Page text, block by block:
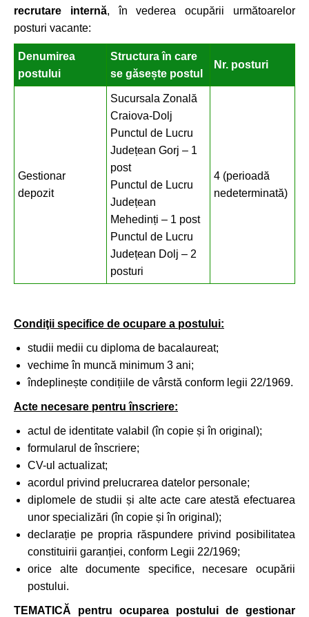
recrutare internă, în vederea ocupării următoarelor
posturi vacante:
Denumirea
postului
Structura în care
se găsește postul
Nr. posturi
Gestionar
depozit
Sucursala Zonală
Craiova-Dolj
Punctul de Lucru
Județean Gorj – 1
post
Punctul de Lucru
Județean
Mehedinți – 1 post
Punctul de Lucru
Județean Dolj – 2
posturi
4 (perioadă
nedeterminată)
Condiţii specifice de ocupare a postului:
studii medii cu diploma de bacalaureat;
vechime în muncă minimum 3 ani;
îndeplinește condițiile de vârstă conform legii 22/1969.
Acte necesare pentru înscriere:
actul de identitate valabil (în copie și în original);
formularul de înscriere;
CV-ul actualizat;
acordul privind prelucrarea datelor personale;
diplomele de studii și alte acte care atestă efectuarea
unor specializări (în copie și în original);
declarație pe propria răspundere privind posibilitatea
constituirii garanției, conform Legii 22/1969;
orice alte documente specifice, necesare ocupării
postului.
TEMATICĂ pentru ocuparea postului de gestionar